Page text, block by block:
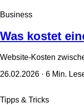
Business
Was kostet
Website-Kosten
26.02.2026 · 6 Min.
Tipps & Tricks